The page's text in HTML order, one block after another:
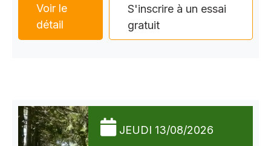
Voir le
détail
S'inscrire à un essai
gratuit
JEUDI 13/08/2026